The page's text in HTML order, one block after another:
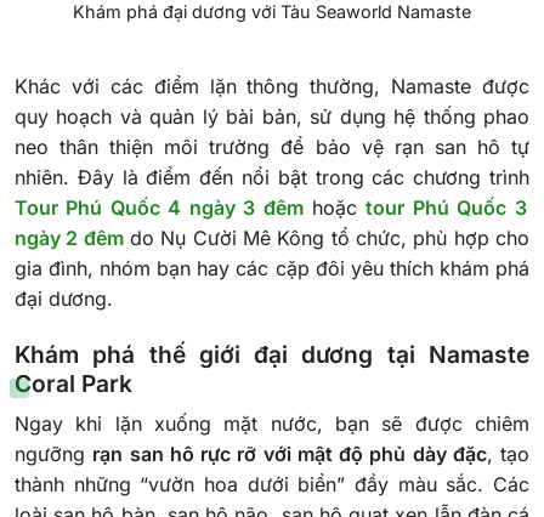
Khám phá đại dương với Tàu Seaworld Namaste
Khác với các điểm lặn thông thường, Namaste được
quy hoạch và quản lý bài bản, sử dụng hệ thống phao
neo thân thiện môi trường để bảo vệ rạn san hô tự
nhiên. Đây là điểm đến nổi bật trong các chương trình
Tour Phú Quốc 4 ngày 3 đêmhoặctour Phú Quốc 3
ngày 2 đêmdo Nụ Cười Mê Kông tổ chức, phù hợp cho
gia đình, nhóm bạn hay các cặp đôi yêu thích khám phá
đại dương.
Khám phá thế giới đại dương tại Namaste
Coral Park
Ngay khi lặn xuống mặt nước, bạn sẽ được chiêm
ngưỡng rạn san hô rực rỡ với mật độ phủ dày đặc, tạo
thành những “vườn hoa dưới biển” đầy màu sắc. Các